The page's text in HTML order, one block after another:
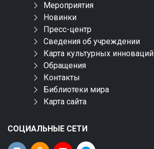
Мероприятия
Новинки
Пресс-центр
Сведения об учреждении
Карта культурных инноваций
Обращения
Контакты
Библиотеки мира
Карта сайта
СОЦИАЛЬНЫЕ СЕТИ